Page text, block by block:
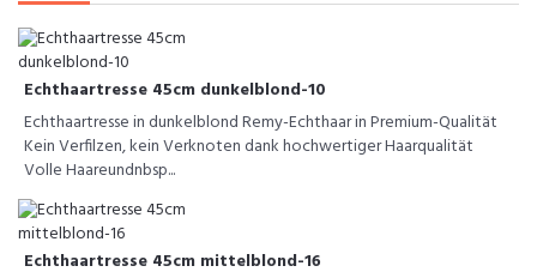
Echthaartresse 45cm dunkelblond-10
Echthaartresse in dunkelblond Remy-Echthaar in Premium-Qualität
Kein Verfilzen, kein Verknoten dank hochwertiger Haarqualität
Volle Haareundnbsp...
Echthaartresse 45cm mittelblond-16